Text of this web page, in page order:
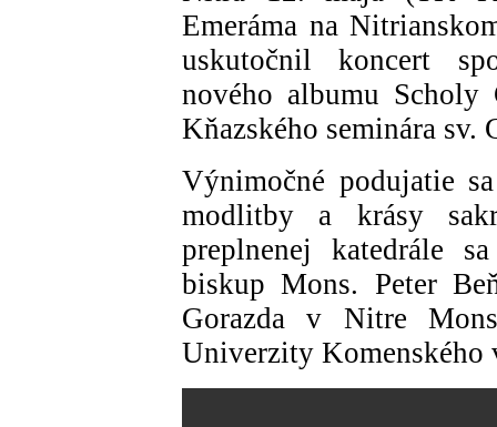
Emeráma na
uskutočnil koncert
nového albumu
Kňazského seminára sv.
Výnimočné podujatie
modlitby a krásy
preplnenej katedrále
biskup Mons. Peter
Gorazda v Nitre
Univerzity Komenského